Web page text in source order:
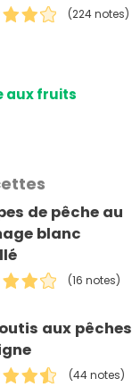
(224 notes)
aux fruits
de pêche au
blanc
(16 notes)
aux pêches
(44 notes)